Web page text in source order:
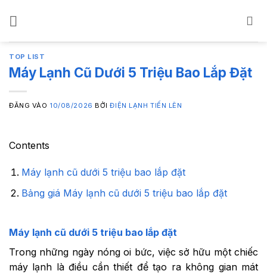
dungTOP LIST
Máy Lạnh Cũ Dưới 5 Triệu Bao Lắp Đặt
ĐĂNG VÀO 10/08/2026 BỞIĐIỆN LẠNH TIẾN LÊN
Contents
Máy lạnh cũ dưới 5 triệu bao lắp đặt
Bảng giá Máy lạnh cũ dưới 5 triệu bao lắp đặt
Máy lạnh cũ dưới 5 triệu bao lắp đặt
Trong những ngày nóng oi bức, việc sở hữu một chiếc
máy lạnh là điều cần thiết để tạo ra không gian mát